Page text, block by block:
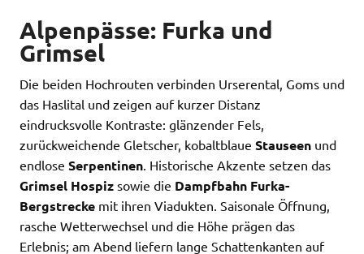
Alpenpässe: Furka und
Grimsel
Die beiden Hochrouten verbinden Urserental, Goms und
das Haslital und zeigen auf kurzer Distanz
eindrucksvolle Kontraste: glänzender Fels,
zurückweichende Gletscher, kobaltblaue Stauseen und
endlose Serpentinen. Historische Akzente setzen das
Grimsel Hospiz sowie die Dampfbahn Furka-
Bergstrecke mit ihren Viadukten. Saisonale Öffnung,
rasche Wetterwechsel und die Höhe prägen das
Erlebnis; am Abend liefern lange Schattenkanten auf